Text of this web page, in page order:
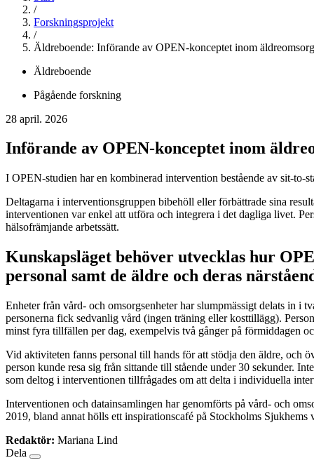
/
Forskningsprojekt
/
Äldreboende: Införande av OPEN-konceptet inom
Äldreboende
Pågående forskning
28 april. 2026
Införande av OPEN-konceptet inom
I OPEN-studien har en kombinerad intervention bestående av sit-
Deltagarna i interventionsgruppen bibehöll eller förbättrade sina
interventionen var enkel att utföra och integrera i det dagliga livet.
hälsofrämjande arbetssätt.
Kunskapsläget behöver utvecklas hur
personal samt de äldre och deras
Enheter från vård- och omsorgsenheter har slumpmässigt delats in i
personerna fick sedvanlig vård (ingen träning eller kosttillägg).
minst fyra tillfällen per dag, exempelvis två gånger på förmiddagen
Vid aktiviteten fanns personal till hands för att stödja den äldre, och
person kunde resa sig från sittande till stående under 30 sekunder.
som deltog i interventionen tillfrågades om att delta i individuella
Interventionen och datainsamlingen har genomförts på vård- och
2019, bland annat hölls ett inspirationscafé på Stockholms Sjukhems
Redaktör: Mariana Lind
Dela